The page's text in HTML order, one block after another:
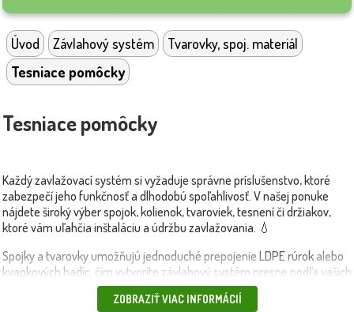
Úvod Závlahový systém
Tvarovky, spoj. materiál
Tesniace pomôcky
Tesniace pomôcky
Každý zavlažovací systém si vyžaduje správne príslušenstvo, ktoré
zabezpečí jeho funkčnosť a dlhodobú spoľahlivosť. V našej ponuke
nájdete široký výber spojok, kolienok, tvaroviek, tesnení či držiakov,
ktoré vám uľahčia inštaláciu a údržbu zavlažovania. 💧
Spojky a tvarovky umožňujú jednoduché prepojenie LDPE rúrok alebo
kvapkových hadíc , čím vytvoríte závlahový systém presne podľa vašich
potrieb. Rýchlospojky a konektory zaručujú flexibilitu a jednoduché
rozšírenie či úpravy systému.ZOBRAZIŤ VIAC INFORMÁCIÍ